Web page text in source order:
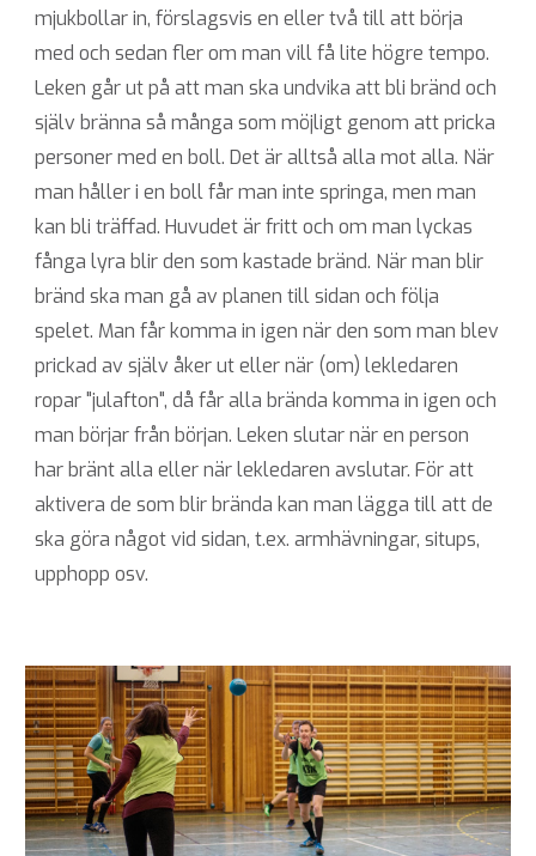
mjukbollar in, förslagsvis en eller två till att börja
med och sedan fler om man vill få lite högre tempo.
Leken går ut på att man ska undvika att bli bränd och
själv bränna så många som möjligt genom att pricka
personer med en boll. Det är alltså alla mot alla. När
man håller i en boll får man inte springa, men man
kan bli träffad. Huvudet är fritt och om man lyckas
fånga lyra blir den som kastade bränd. När man blir
bränd ska man gå av planen till sidan och följa
spelet. Man får komma in igen när den som man blev
prickad av själv åker ut eller när (om) lekledaren
ropar "julafton", då får alla brända komma in igen och
man börjar från början. Leken slutar när en person
har bränt alla eller när lekledaren avslutar. För att
aktivera de som blir brända kan man lägga till att de
ska göra något vid sidan, t.ex. armhävningar, situps,
upphopp osv.